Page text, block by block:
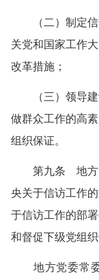
（二）制定信
关党和国家工作
改革措施；
（三）领导建
做群众工作的高
组织保证。
第九条 地方党
央关于信访工作
于信访工作的部
和督促下级党组织
地方党委常委